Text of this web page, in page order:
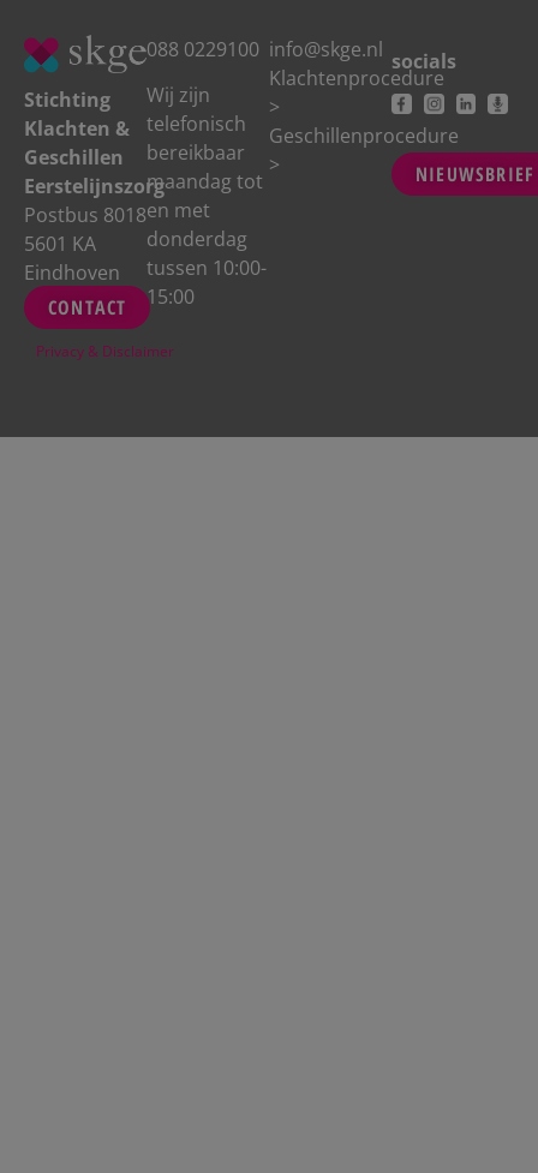
Stichting
Klachten &
Geschillen
Eerstelijnszorg
Postbus 8018
5601 KA
Eindhoven
CONTACT
088 0229100
Wij zijn
telefonisch
bereikbaar
maandag tot
en met
donderdag
tussen 10:00-
15:00
info@skge.nl
Klachtenprocedure
>
Geschillenprocedure
>
socials
NIEUWSBRIEF
Privacy & Disclaimer